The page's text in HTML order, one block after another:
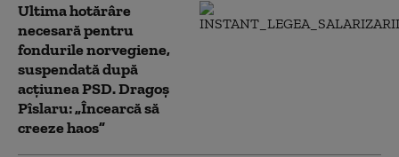
Ultima hotărâre
necesară pentru
fondurile norvegiene,
suspendată după
acțiunea PSD. Dragoș
Pîslaru: „Încearcă să
creeze haos”